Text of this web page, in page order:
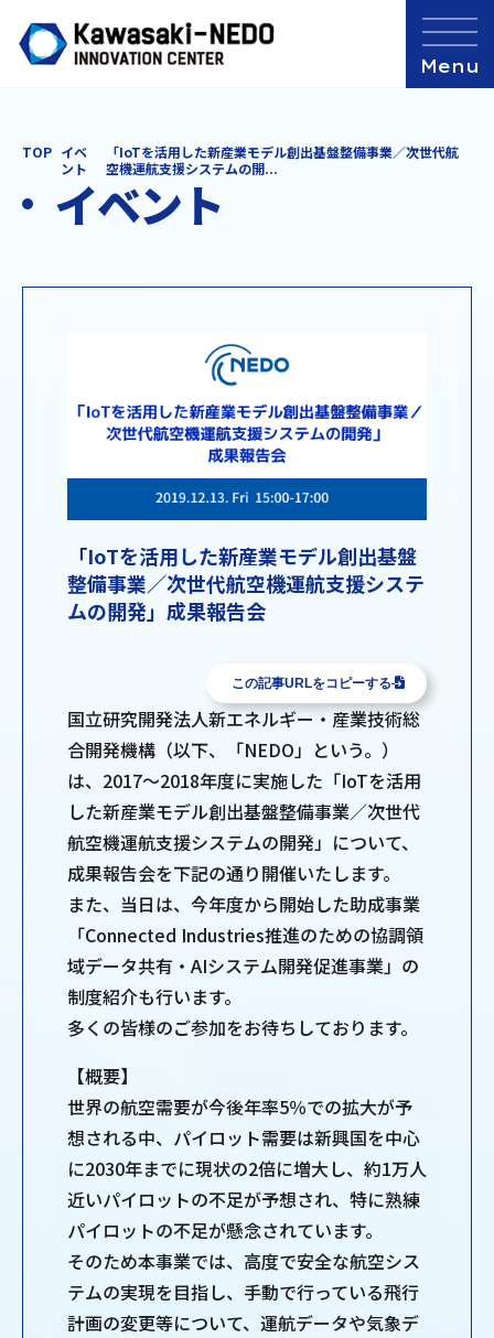
TOP イベ
ント
「IoTを活用した新産業モデル創出基盤整備事業／次世代航
空機運航支援システムの開...
イベント
「IoTを活用した新産業モデル創出基盤
整備事業／次世代航空機運航支援システ
ムの開発」成果報告会
この記事URLをコピーする
国立研究開発法人新エネルギー・産業技術総
合開発機構（以下、「NEDO」という。）
は、2017～2018年度に実施した「IoTを活用
した新産業モデル創出基盤整備事業／次世代
航空機運航支援システムの開発」について、
成果報告会を下記の通り開催いたします。
また、当日は、今年度から開始した助成事業
「Connected Industries推進のための協調領
域データ共有・AIシステム開発促進事業」の
制度紹介も行います。
多くの皆様のご参加をお待ちしております。
【概要】
世界の航空需要が今後年率5％での拡大が予
想される中、パイロット需要は新興国を中心
に2030年までに現状の2倍に増大し、約1万人
近いパイロットの不足が予想され、特に熟練
パイロットの不足が懸念されています。
そのため本事業では、高度で安全な航空シス
テムの実現を目指し、手動で行っている飛行
計画の変更等について、運航データや気象デ